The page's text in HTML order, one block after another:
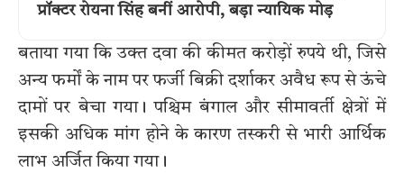
प्रॉक्टर रोयना सिंह बनीं आरोपी, बड़ा न्यायिक मोड़
बताया गया कि उक्त दवा की कीमत करोड़ों रुपये थी, जिसे
अन्य फर्मों के नाम पर फर्जी बिक्री दर्शाकर अवैध रूप से ऊंचे
दामों पर बेचा गया। पश्चिम बंगाल और सीमावर्ती क्षेत्रों में
इसकी अधिक मांग होने के कारण तस्करी से भारी आर्थिक
लाभ अर्जित किया गया।